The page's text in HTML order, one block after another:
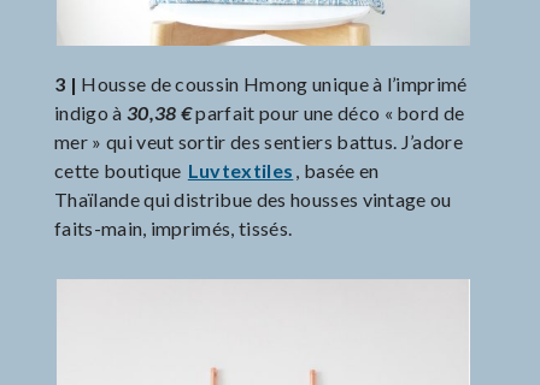
3 | Housse de coussin Hmong unique à l’imprimé
indigo à 30,38 €parfait pour une déco « bord de
mer » qui veut sortir des sentiers battus. J’adore
cette boutique Luvtextiles , basée en
Thaïlande qui distribue des housses vintage ou
faits-main, imprimés, tissés.